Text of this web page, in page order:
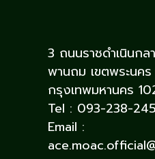
3 ถนนราชดำเนินก
พานถม เขตพระนคร
กรุงเทพมหานคร
Tel : 093-238-
Email :